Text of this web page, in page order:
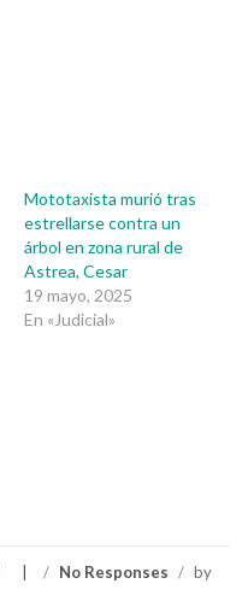
Mototaxista murió tras
estrellarse contra un
árbol en zona rural de
Astrea, Cesar
19 mayo, 2025
En «Judicial»
/ No Responses / by